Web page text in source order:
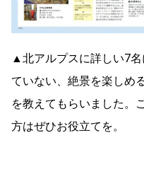
▲北アルプスに詳しい7
ていない、絶景を楽しめ
を教えてもらいました。
方はぜひお役立てを。